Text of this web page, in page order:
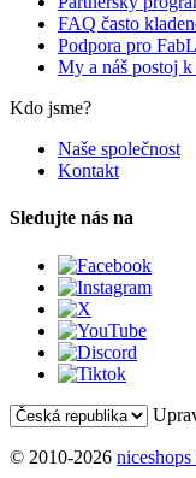
FAQ často
Podpora pro
My a náš postoj
Kdo jsme?
Naše společnost
Kontakt
Sledujte nás na
© 2010-2026